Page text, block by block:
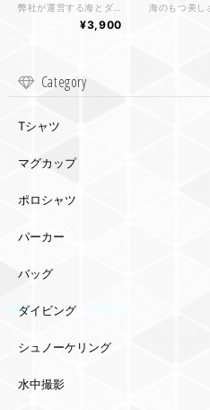
¥3,900
Category
Tシャツ
マグカップ
ポロシャツ
パーカー
バッグ
ダイビング
シュノーケリング
水中撮影